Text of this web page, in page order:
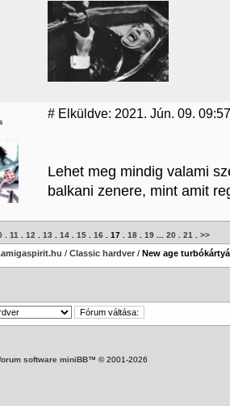
# Elküldve: 2021. Jún. 09. 09:57
Lehet meg mindig valami
balkani zenere, mint amit
11 12 13 14 15 16 17 18 19 20 21 >>
/ Classic hardver / New age
software miniBB™ © 2001-2026